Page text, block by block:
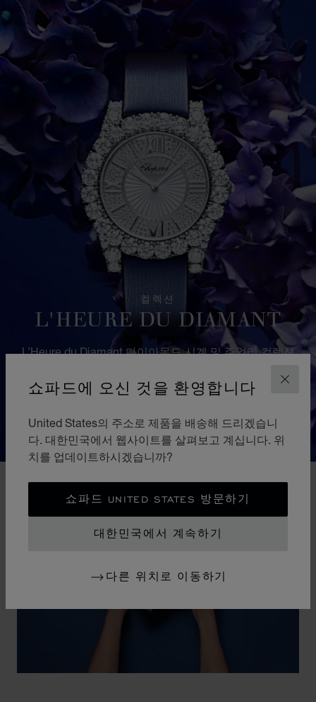
닫기
쇼파드에 오신 것을 환영합니다
United States의 주소로 제품을 배송해 드리겠습니
다. 대한민국에서 웹사이트를 살펴보고 계십니다. 위
치를 업데이트하시겠습니까?
쇼파드 UNITED STATES 방문하기
대한민국에서 계속하기
다른 위치로 이동하기
컬렉션
L'HEURE DU DIAMANT
L’Heure du Diamant 다이아몬드 시계 및 주얼리 컬렉션
과 다이아몬드 주얼리 장인 정신을 바탕으로 섬세한 제작
니다.